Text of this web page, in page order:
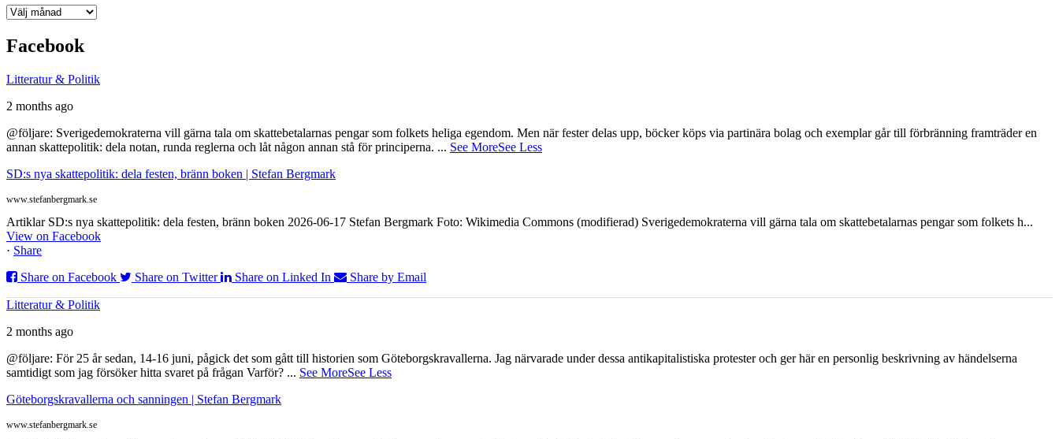
Arkiv
Facebook
Litteratur & Politik
2 months ago
@följare: Sverigedemokraterna vill gärna tala om skattebetalarnas pengar som folkets heliga egendom. Men när fester delas upp, böcker köps via partinära bolag och exemplar går till förbränning framträder en
annan skattepolitik: dela notan, runda reglerna och låt någon annan stå för principerna. ... See MoreSee Less
SD:s nya skattepolitik: dela festen, bränn boken | Stefan Bergmark
www.stefanbergmark.se
Artiklar SD:s nya skattepolitik: dela festen, bränn boken 2026-06-17 Stefan Bergmark Foto: Wikimedia Commons (modifierad) Sverigedemokraterna vill gärna tala om skattebetalarnas pengar som folkets h...
View on Facebook
· Share
Share on Facebook
Share on Twitter Share on Linked In Share by Email
Litteratur & Politik
2 months ago
@följare: För 25 år sedan, 14-16 juni, pågick det som gått till historien som Göteborgskravallerna. Jag närvarade under dessa antikapitalistiska protester och ger här en personlig beskrivning av händelserna
samtidigt som jag försöker hitta svaret på frågan Varför? ... See MoreSee Less
Göteborgskravallerna och sanningen | Stefan Bergmark
www.stefanbergmark.se